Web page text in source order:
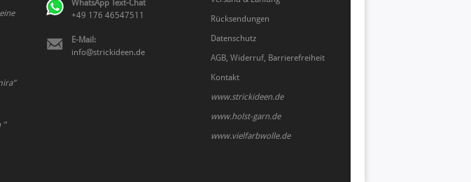
”
”
WhatsApp Text-Chat
+49 176 46547511
E-Mail:
info@strickideen.de
Rücksendungen
Datenschutz
AGB, Widerruf, Barrierefreiheit
Kontakt
www.strickideen.de
www.holst-garn.de
www.vielfarbwolle.de